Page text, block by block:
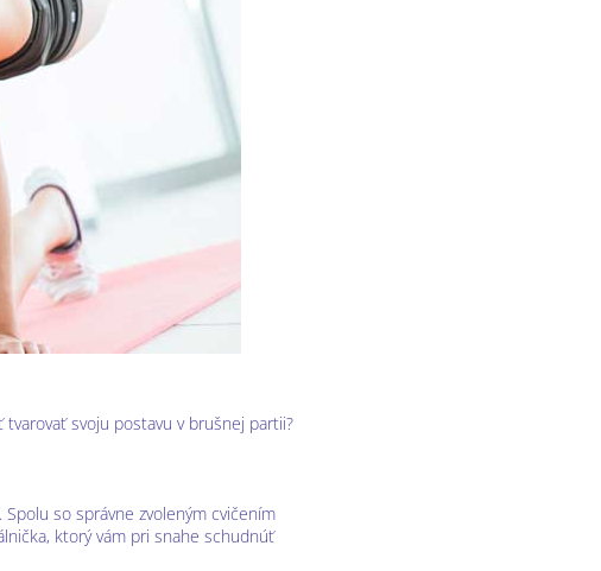
svoju postavu v brušnej partii?
so správne zvoleným cvičením
ktorý vám pri snahe schudnúť